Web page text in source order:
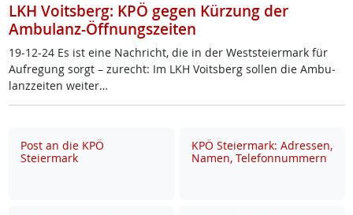
LKH Voitsberg: KPÖ gegen Kürzung der
Ambulanz-Öffnungszeiten
19-12-24 Es ist ei­ne Nach­richt, die in der West­s­tei­er­mark für
Auf­re­gung sorgt – zu­recht: Im LKH Voits­berg sol­len die Am­bu­
lanz­zei­ten wei­ter…
Post an die KPÖ
Steiermark
KPÖ Steiermark: Adressen,
Namen, Telefonnummern